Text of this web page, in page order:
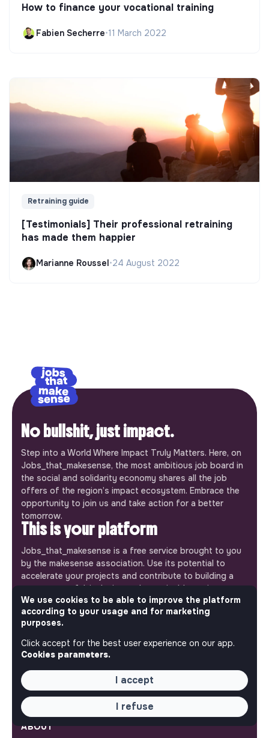
How to finance your vocational training
Fabien Secherre•11 March 2022
Retraining guide
[Testimonials] Their professional retraining
has made them happier
Marianne Roussel•24 August 2022
No bullshit, just impact.
Step into a World Where Impact Truly Matters. Here, on
Jobs_that_makesense, the most ambitious job board in
the social and solidarity economy shares all the job
offers of the region’s impact ecosystem. Embrace the
opportunity to join us and take action for a better
tomorrow.
This is your platform
Jobs_that_makesense is a free service brought to you
by the makesense association. Use its potential to
accelerate your projects and contribute to building a
more respectful, inclusive and sustainable society.
Our mobile app
Get jobs that make sense on your phone so you never
iPhone Android
ABOUT
We use cookies to be able to improve the platform
according to your usage and for marketing
purposes.
Click accept for the best user experience on our app.
Cookies parameters.
I accept
I refuse